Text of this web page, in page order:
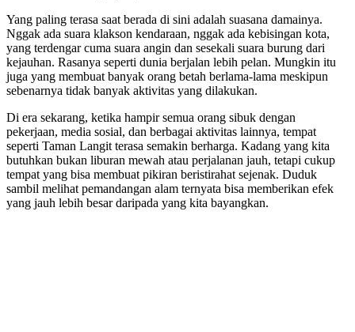
Yang paling terasa saat berada di sini adalah suasana damainya.
Nggak ada suara klakson kendaraan, nggak ada kebisingan kota,
yang terdengar cuma suara angin dan sesekali suara burung dari
kejauhan. Rasanya seperti dunia berjalan lebih pelan. Mungkin itu
juga yang membuat banyak orang betah berlama-lama meskipun
sebenarnya tidak banyak aktivitas yang dilakukan.
Di era sekarang, ketika hampir semua orang sibuk dengan
pekerjaan, media sosial, dan berbagai aktivitas lainnya, tempat
seperti Taman Langit terasa semakin berharga. Kadang yang kita
butuhkan bukan liburan mewah atau perjalanan jauh, tetapi cukup
tempat yang bisa membuat pikiran beristirahat sejenak. Duduk
sambil melihat pemandangan alam ternyata bisa memberikan efek
yang jauh lebih besar daripada yang kita bayangkan.